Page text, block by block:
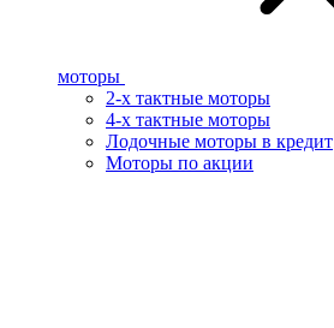
моторы
2-х тактные моторы
4-х тактные моторы
Лодочные моторы в кредит
Моторы по акции